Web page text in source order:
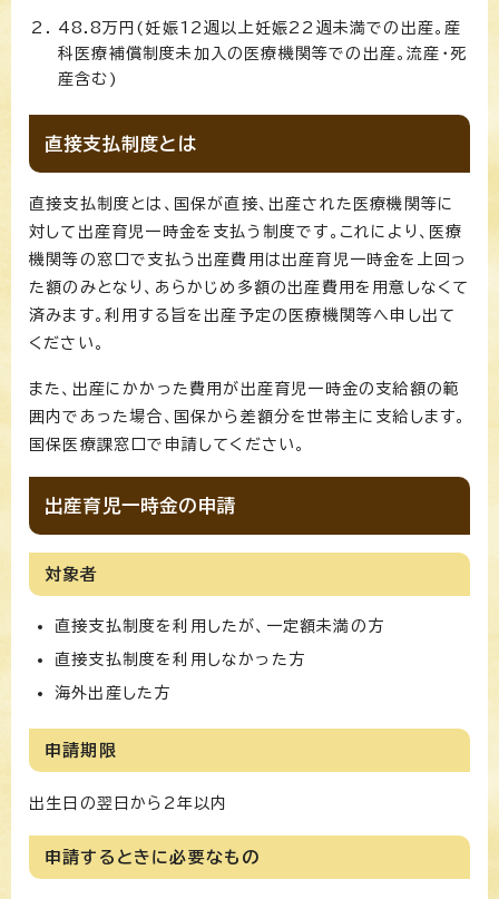
48.8万円(妊娠12週以上妊娠22週未満での出産。産
科医療補償制度未加入の医療機関等での出産。流産・死
産含む)
直接支払制度とは
直接支払制度とは、国保が直接、出産された医療機関等に
対して出産育児一時金を支払う制度です。これにより、医療
機関等の窓口で支払う出産費用は出産育児一時金を上回っ
た額のみとなり、あらかじめ多額の出産費用を用意しなくて
済みます。利用する旨を出産予定の医療機関等へ申し出て
ください。
また、出産にかかった費用が出産育児一時金の支給額の範
囲内であった場合、国保から差額分を世帯主に支給します。
国保医療課窓口で申請してください。
出産育児一時金の申請
対象者
直接支払制度を利用したが、一定額未満の方
直接支払制度を利用しなかった方
海外出産した方
申請期限
出生日の翌日から2年以内
申請するときに必要なもの